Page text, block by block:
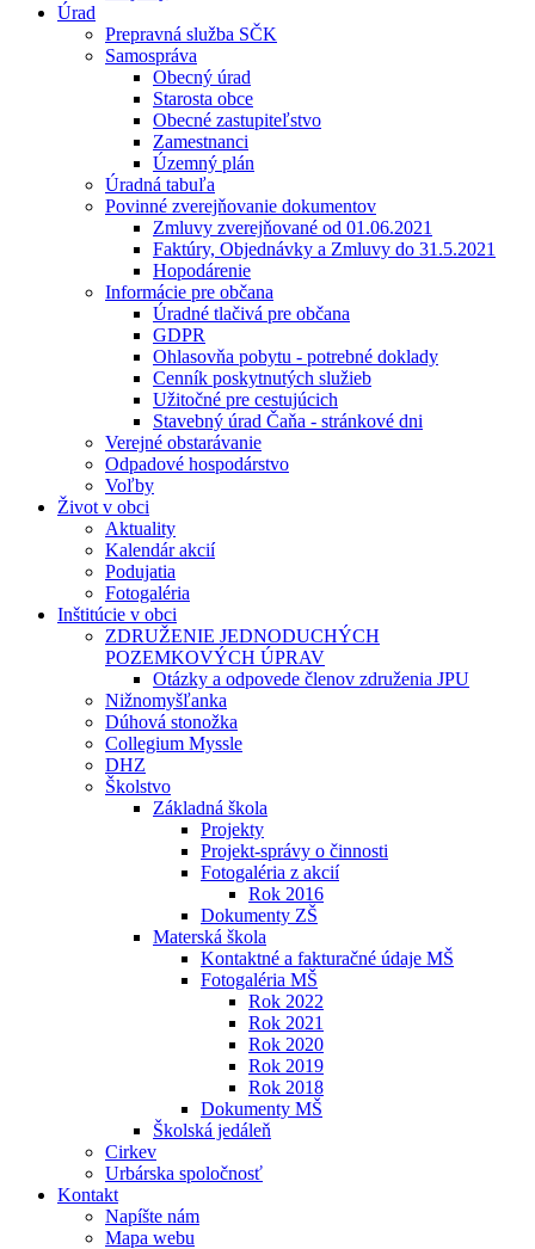
Úrad
Prepravná služba SČK
Samospráva
Obecný úrad
Starosta obce
Obecné zastupiteľstvo
Zamestnanci
Územný plán
Úradná tabuľa
Povinné zverejňovanie dokumentov
Zmluvy zverejňované od 01.06.2021
Faktúry, Objednávky a Zmluvy do 31.5.2021
Hopodárenie
Informácie pre občana
Úradné tlačivá pre občana
GDPR
Ohlasovňa pobytu - potrebné doklady
Cenník poskytnutých služieb
Užitočné pre cestujúcich
Stavebný úrad Čaňa - stránkové dni
Verejné obstarávanie
Odpadové hospodárstvo
Voľby
Život v obci
Aktuality
Kalendár akcií
Podujatia
Fotogaléria
Inštitúcie v obci
ZDRUŽENIE JEDNODUCHÝCH
POZEMKOVÝCH ÚPRAV
Otázky a odpovede členov združenia JPU
Nižnomyšľanka
Dúhová stonožka
Collegium Myssle
DHZ
Školstvo
Základná škola
Projekty
Projekt-správy o činnosti
Fotogaléria z akcií
Rok 2016
Dokumenty ZŠ
Materská škola
Kontaktné a fakturačné údaje MŠ
Fotogaléria MŠ
Rok 2022
Rok 2021
Rok 2020
Rok 2019
Rok 2018
Dokumenty MŠ
Školská jedáleň
Cirkev
Urbárska spoločnosť
Kontakt
Napíšte nám
Mapa webu